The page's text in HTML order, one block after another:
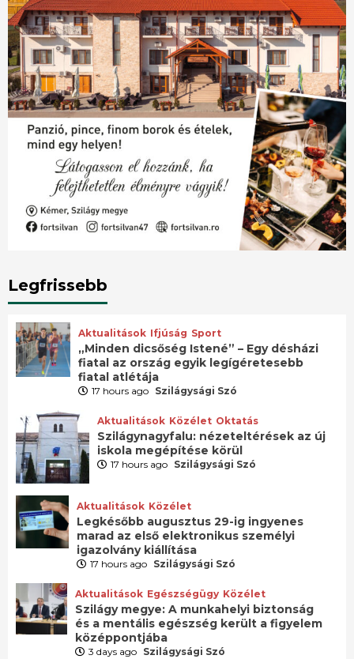
Legfrissebb
Aktualitások Ifjúság Sport
„Minden dicsőség Istené” – Egy désházi
fiatal az ország egyik legígéretesebb
fiatal atlétája
17 hours ago Szilágysági Szó
Aktualitások Közélet Oktatás
Szilágynagyfalu: nézeteltérések az új
iskola megépítése körül
17 hours ago Szilágysági Szó
Aktualitások Közélet
Legkésőbb augusztus 29-ig ingyenes
marad az első elektronikus személyi
igazolvány kiállítása
17 hours ago Szilágysági Szó
Aktualitások Egészségügy Közélet
Szilágy megye: A munkahelyi biztonság
és a mentális egészség került a figyelem
középpontjába
3 days ago Szilágysági Szó